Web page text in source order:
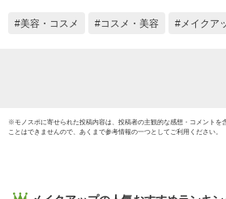
い
美容・コスメ コスメ・美容 メイクア
※モノスポに寄せられた投稿内容は、投稿者の主観的な感想・コメントを
ことはできませんので、あくまで参考情報の一つとしてご利用ください。